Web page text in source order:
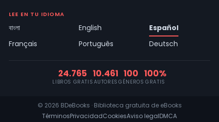
LEE EN TU IDIOMA
বাংলা English
Español
Français
Português Deutsch
24.765
LIBROS GRATIS
10.461
AUTORES
100
GÉNEROS
100%
GRATIS
© 2026 BDeBooks · Biblioteca gratuita de eBooks
TérminosPrivacidadCookiesAviso legalDMCA